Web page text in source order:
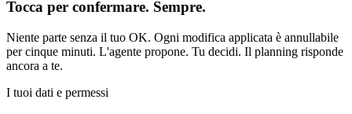
Tocca per confermare. Sempre.
Niente parte senza il tuo OK. Ogni modifica applicata è annullabile
per cinque minuti. L'agente propone. Tu decidi. Il planning risponde
ancora a te.
I tuoi dati e permessi